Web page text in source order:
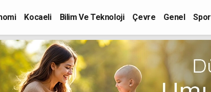
Kocaeli Bilim Ve Teknoloji Çevre Genel Spor